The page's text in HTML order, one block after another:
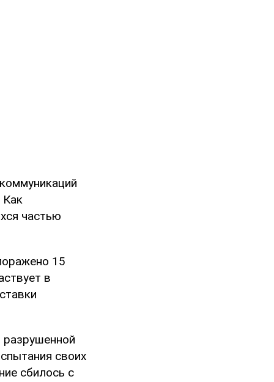
Как
частью
15
в
разрушенной
своих
сбилось с